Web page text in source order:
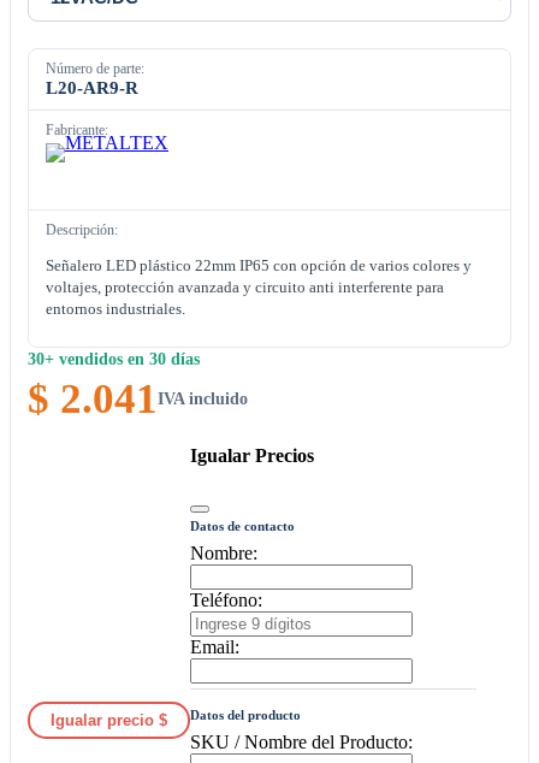
Número de parte:
L20-AR9-R
Fabricante:
Descripción:
Señalero LED plástico 22mm IP65 con opción de varios colores y
voltajes, protección avanzada y circuito anti interferente para
entornos industriales.
30+ vendidos en 30 días
$ 2.041IVA incluido
Igualar precio $
Igualar Precios
Datos de contacto
Nombre:
Teléfono:
Email:
Datos del producto
SKU / Nombre del Producto: